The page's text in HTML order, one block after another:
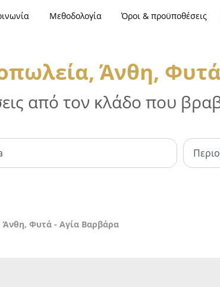
Μεθοδολογία Όροι & προϋποθέσεις
Άνθη,
από τον κλάδο που
Φυτά - Αγία Βαρβάρα